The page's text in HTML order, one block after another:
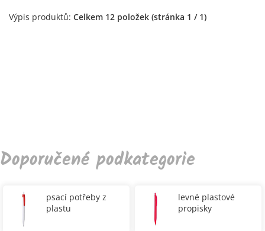
Výpis produktů: Celkem 12 položek (stránka 1 / 1)
Doporučené podkategorie
psací potřeby z
plastu
levné plastové
propisky